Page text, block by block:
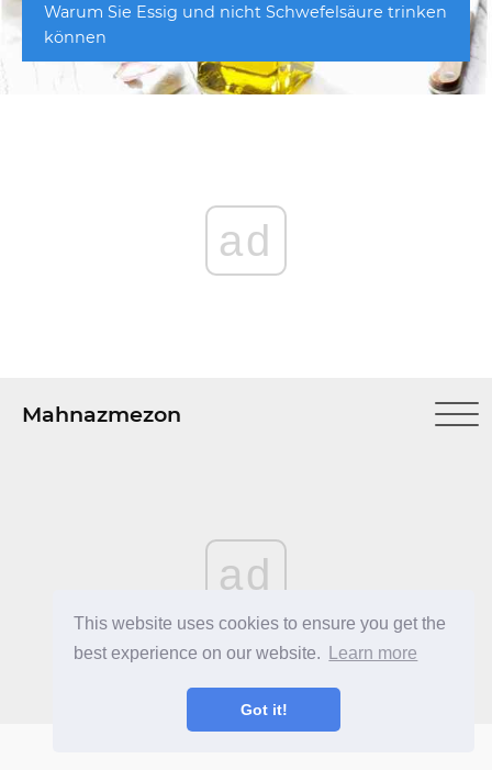
This website uses cookies to ensure you get the
best experience on our website.
Learn more
Got it!
Warum Sie Essig und nicht Schwefelsäure trinken
können
ad
Mahnazmezon
ad